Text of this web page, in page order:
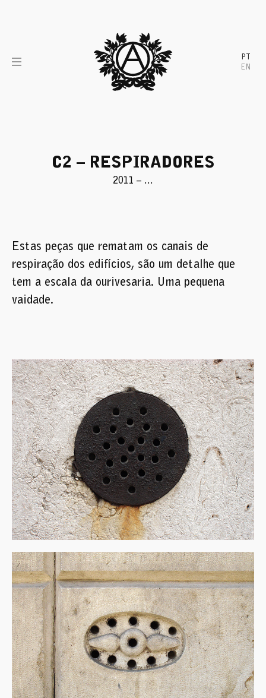
PT
EN
C2 – RESPIRADORES
2011 – …
Estas peças que rematam os canais de
respiração dos edifícios, são um detalhe que
tem a escala da ourivesaria. Uma pequena
vaidade.